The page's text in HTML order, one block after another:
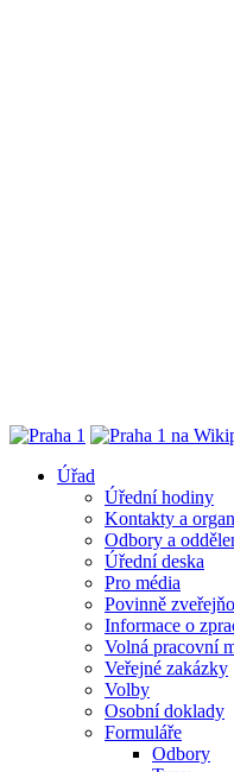
Úřad
Úřední hodiny
Kontakty a
Odbory a
Úřední deska
Pro média
Povinně
Informace o
Volná pracovní
Veřejné zakázky
Volby
Osobní doklady
Formuláře
Odbory